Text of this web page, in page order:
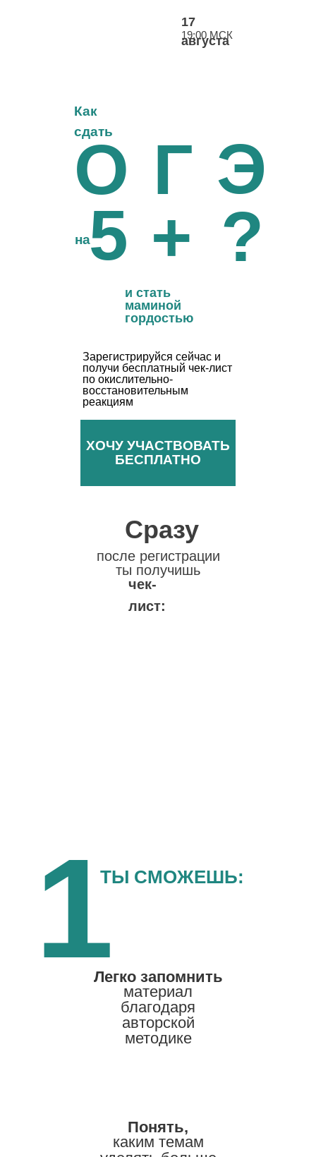
17
августа
19:00 МСК
Как
сдать
О Г Э
на5 +
и стать
маминой
гордостью
‎‎Зарегистрируйся сейчас и
получи бесплатный чек-лист
по окислительно-
восстановительным
реакциям
Сразу
после регистрации
ты получишь
ХОЧУ УЧАСТВОВАТЬ
БЕСПЛАТНО
чек-
лист:
?
1ТЫ СМОЖЕШЬ:
Легко запомнить
Понять,
материал
благодаря
авторской
методике
каким темам